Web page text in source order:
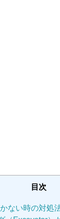
目次
ない時の対処